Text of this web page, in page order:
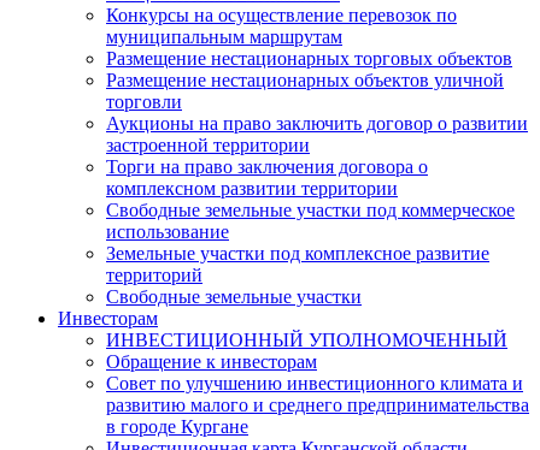
Конкурсы на осуществление перевозок по
муниципальным маршрутам
Размещение нестационарных торговых объектов
Размещение нестационарных объектов уличной
торговли
Аукционы на право заключить договор о развитии
застроенной территории
Торги на право заключения договора о
комплексном развитии территории
Свободные земельные участки под коммерческое
использование
Земельные участки под комплексное развитие
территорий
Свободные земельные участки
Инвесторам
ИНВЕСТИЦИОННЫЙ УПОЛНОМОЧЕННЫЙ
Обращение к инвесторам
Совет по улучшению инвестиционного климата и
развитию малого и среднего предпринимательства
в городе Кургане